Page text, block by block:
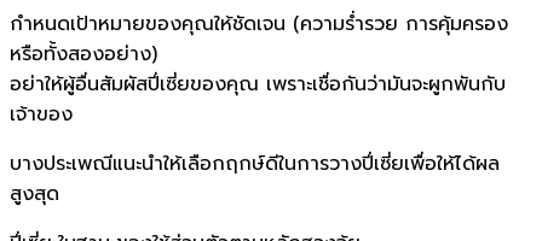
กำหนดเป้าหมายของคุณให้ชัดเจน (ความร่ำรวย การคุ้มครอง
หรือทั้งสองอย่าง)
อย่าให้ผู้อื่นสัมผัสปี่เซี่ยของคุณ เพราะเชื่อกันว่ามันจะผูกพันกับ
เจ้าของ
บางประเพณีแนะนำให้เลือกฤกษ์ดีในการวางปี่เซี่ยเพื่อให้ได้ผล
สูงสุด